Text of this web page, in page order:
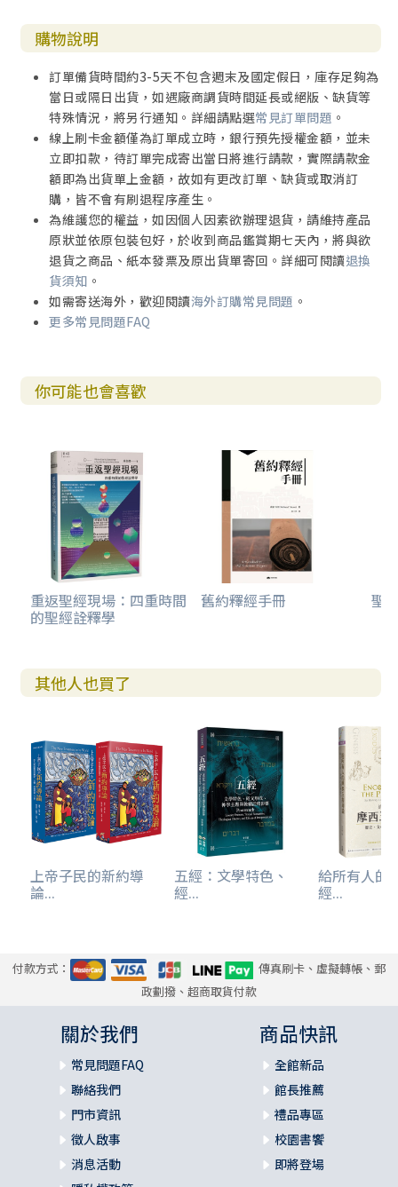
購物說明
訂單備貨時間約3-5天不包含週末及國定假日，庫存足夠為
當日或隔日出貨，如遇廠商調貨時間延長或絕版、缺貨等
特殊情況，將另行通知。詳細請點選常見訂單問題 。
線上刷卡金額僅為訂單成立時，銀行預先授權金額，並未
立即扣款，待訂單完成寄出當日將進行請款，實際請款金
額即為出貨單上金額，故如有更改訂單、缺貨或取消訂
購，皆不會有刷退程序產生。
為維護您的權益，如因個人因素欲辦理退貨，請維持產品
原狀並依原包裝包好，於收到商品鑑賞期七天內，將與欲
退貨之商品、紙本發票及原出貨單寄回。詳細可閱讀退換
貨須知 。
如需寄送海外，歡迎閱讀海外訂購常見問題 。
更多常見問題FAQ
你可能也會喜歡
重返聖經現場：四重時間
的聖經詮釋學
舊約釋經手冊 聖
其他人也買了
上帝子民的新約導
論...
五經：文學特色、
經...
給所有人的
經...
付款方式：
傳真刷卡、虛擬轉帳、郵
政劃撥、超商取貨付款
關於我們
常見問題FAQ
聯絡我們
門市資訊
徵人啟事
消息活動
商品快訊
全館新品
館長推薦
禮品專區
校園書饗
即將登場